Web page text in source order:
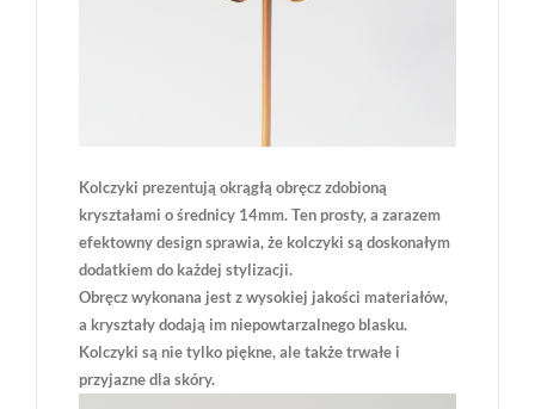
Kolczyki prezentują okrągłą obręcz zdobioną
kryształami o średnicy 14mm. Ten prosty, a zarazem
efektowny design sprawia, że kolczyki są doskonałym
dodatkiem do każdej stylizacji.
Obręcz wykonana jest z wysokiej jakości materiałów,
a kryształy dodają im niepowtarzalnego blasku.
Kolczyki są nie tylko piękne, ale także trwałe i
przyjazne dla skóry.